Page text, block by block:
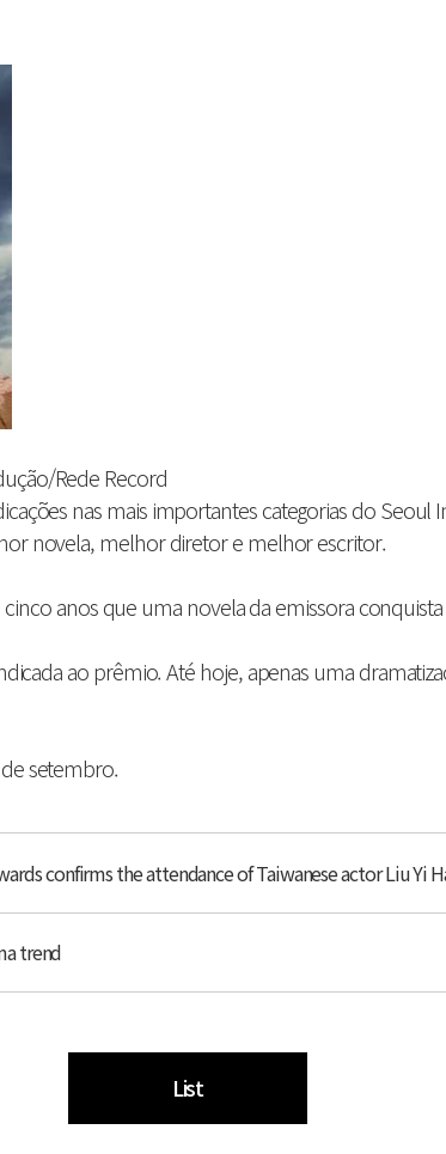
Rede Record
nas mais importantes categorias do
novela, melhor diretor e melhor escritor.
anos que uma novela da emissora
ao prêmio. Até hoje, apenas uma
setembro.
confirms the attendance of Taiwanese actor Liu Yi
trend
List